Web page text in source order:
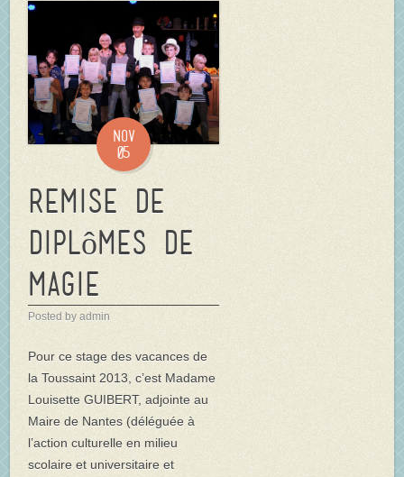
Nov
05
Remise de
diplômes de
magie
Posted by admin
Pour ce stage des vacances de
la Toussaint 2013, c’est Madame
Louisette GUIBERT, adjointe au
Maire de Nantes (déléguée à
l’action culturelle en milieu
scolaire et universitaire et